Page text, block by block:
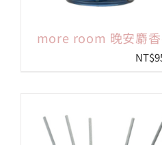
more room 晚安麝
NT$